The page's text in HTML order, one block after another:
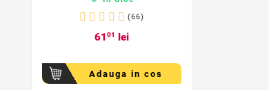
(66)
6101 lei
Adauga in cos